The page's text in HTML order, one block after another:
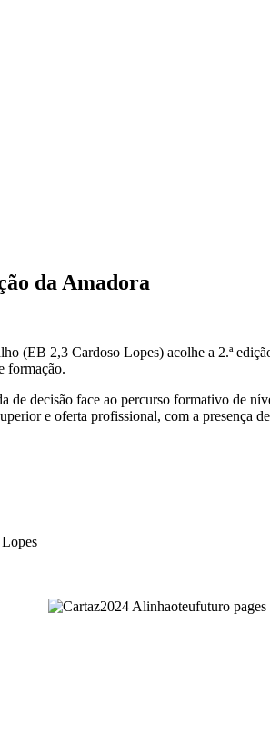
da Amadora
(EB 2,3 Cardoso Lopes) acolhe a 2.ª
formação.
de decisão face ao percurso formativo de
e oferta profissional, com a presença